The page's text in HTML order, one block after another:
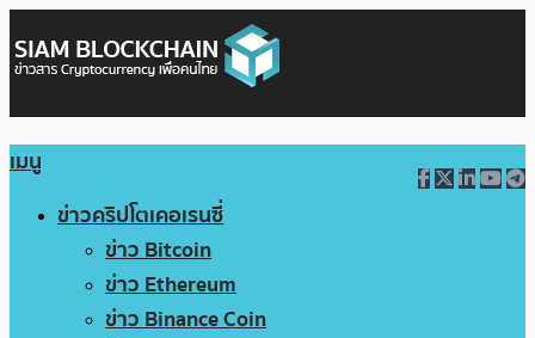
เมนู
ข่าวคริปโตเคอเรนซี่
ข่าว Bitcoin
ข่าว Ethereum
ข่าว Binance Coin